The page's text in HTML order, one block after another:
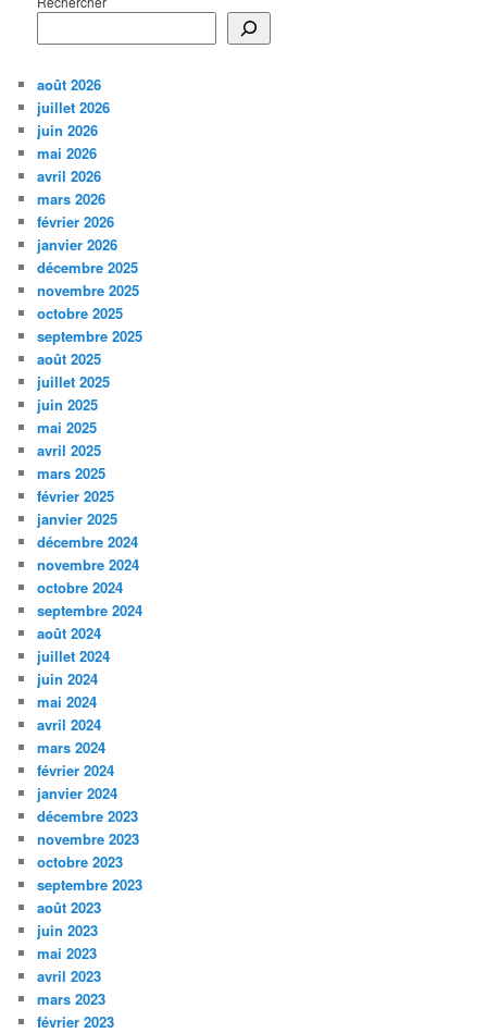
août 2026
juillet 2026
juin 2026
mai 2026
avril 2026
mars 2026
février 2026
janvier 2026
décembre 2025
novembre 2025
octobre 2025
septembre 2025
août 2025
juillet 2025
juin 2025
mai 2025
avril 2025
mars 2025
février 2025
janvier 2025
décembre 2024
novembre 2024
octobre 2024
septembre 2024
août 2024
juillet 2024
juin 2024
mai 2024
avril 2024
mars 2024
février 2024
janvier 2024
décembre 2023
novembre 2023
octobre 2023
septembre 2023
août 2023
juin 2023
mai 2023
avril 2023
mars 2023
février 2023